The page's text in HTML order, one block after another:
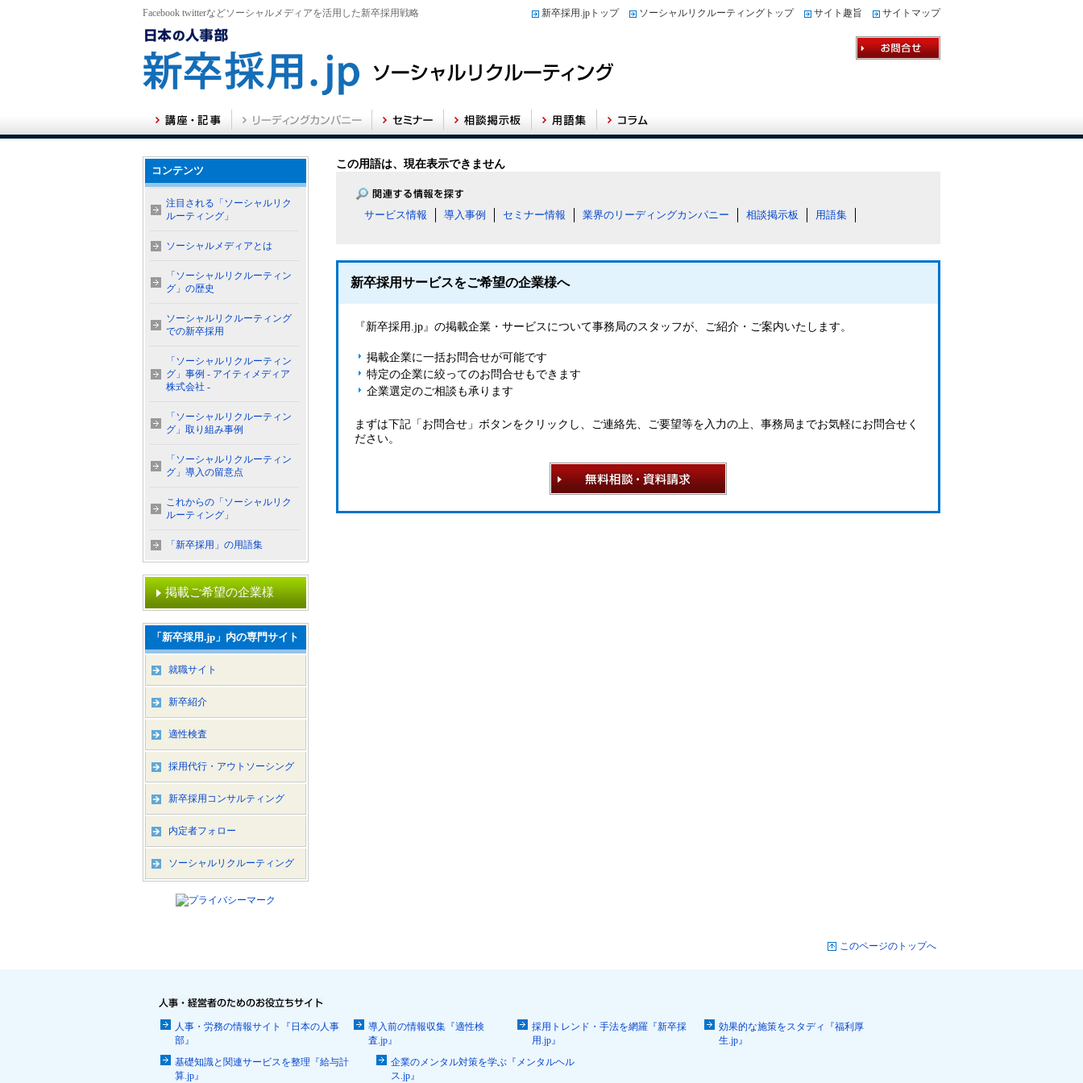
Facebook twitterなどソーシャルメディアを活用した新卒採用戦略 新卒採用.jpトップ ソーシャルリクルーティングトップ サイト趣旨 サイトマップ
この用語は、現在表示できません
サービス情報 導入事例 セミナー情報 業界のリーディングカンパニー 相談掲示板 用語集
新卒採用サービスをご希望の企業様へ
『新卒採用.jp』の掲載企業・サービスについて事務局のスタッフが、ご紹介・ご案内いたします。
掲載企業に一括お問合せが可能です
特定の企業に絞ってのお問合せもできます
企業選定のご相談も承ります
まずは下記「お問合せ」ボタンをクリックし、ご連絡先、ご要望等を入力の上、事務局までお気軽にお問合せく
ださい。
コンテンツ
注目される「ソーシャルリク
ルーティング」
ソーシャルメディアとは
「ソーシャルリクルーティン
グ」の歴史
ソーシャルリクルーティング
での新卒採用
「ソーシャルリクルーティン
グ」事例 - アイティメディア
株式会社 -
「ソーシャルリクルーティン
グ」取り組み事例
「ソーシャルリクルーティン
グ」導入の留意点
これからの「ソーシャルリク
ルーティング」
「新卒採用」の用語集
掲載ご希望の企業様
「新卒採用.jp」内の専門サイト
就職サイト
新卒紹介
適性検査
採用代行・アウトソーシング
新卒採用コンサルティング
内定者フォロー
ソーシャルリクルーティング
このページのトップへ
人事・労務の情報サイト『日本の人事
部』
導入前の情報収集『適性検
査.jp』
採用トレンド・手法を網羅『新卒採
用.jp』
効果的な施策をスタディ『福利厚
生.jp』
基礎知識と関連サービスを整理『給与計
算.jp』
企業のメンタル対策を学ぶ『メンタルヘル
ス.jp』